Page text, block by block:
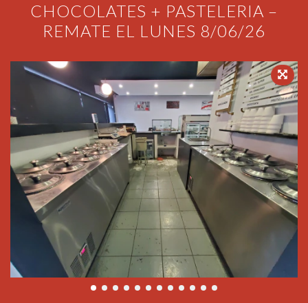
CHOCOLATES + PASTELERIA –
REMATE EL LUNES 8/06/26